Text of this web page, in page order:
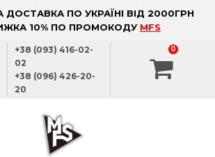
ПО УКРАЇНІ ВІД 2000ГРН
10% ПО ПРОМОКОДУ MFS
+38 (093) 416-02-
02
+38 (096) 426-20-
20
0